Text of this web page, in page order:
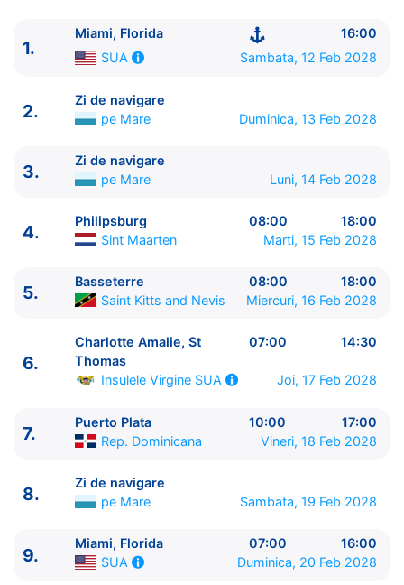
MSC Cruises
ITINERARIU
----------------------------------------
1.
Miami, Florida
Zi de navigare pe Mare 0:00 - 0:00
Philipsburg Sint Maarten
08:00 - 18:00
5.
Basseterre Saint Kitts and Nevis 08:00 - 18:00
SUA
07:00 - 14:30
Puerto Plata Rep. Dominicana 10:00 - 17:00
9.
Miami, Florida SUA
07:00 - 16:00
Zi de navigare
0:00 - 0:00
1.
Miami, Florida
16:00
SUA
Sambata, 12 Feb 2028
2.
Zi de navigare
pe Mare
Duminica, 13 Feb 2028
3.
Zi de navigare
pe Mare
Luni, 14 Feb 2028
4.
Philipsburg 08:00
18:00
Sint Maarten
Marti, 15 Feb 2028
5.
Basseterre 08:00
18:00
Saint Kitts and Nevis
Miercuri, 16 Feb 2028
6.
Charlotte Amalie, St
Thomas
07:00 14:30
Insulele Virgine SUA Joi, 17 Feb 2028
7.
Puerto Plata 10:00
17:00
Rep. Dominicana
Vineri, 18 Feb 2028
8.
Zi de navigare
pe Mare
Sambata, 19 Feb 2028
9.
Miami, Florida 07:00
16:00
SUA
Duminica, 20 Feb 2028